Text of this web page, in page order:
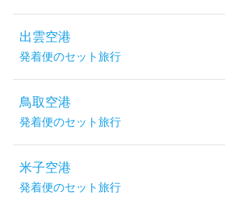
出雲空港
発着便のセット旅行
鳥取空港
発着便のセット旅行
米子空港
発着便のセット旅行